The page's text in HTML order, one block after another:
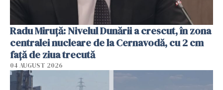
Radu Miruţă: Nivelul Dunării a crescut, în zona
centralei nucleare de la Cernavodă, cu 2 cm
faţă de ziua trecută
04 AUGUST 2026